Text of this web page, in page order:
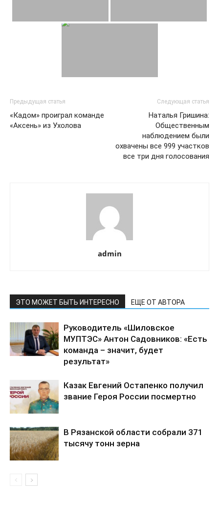
Предыдущая статья
«Кадом» проиграл команде
«Аксень» из Ухолова
Следующая статья
Наталья Гришина:
Общественным
наблюдением были
охвачены все 999 участков
все три дня голосования
admin
ЭТО МОЖЕТ БЫТЬ ИНТЕРЕСНО ЕЩЕ ОТ АВТОРА
Руководитель «Шиловское
МУПТЭС» Антон Садовников: «Есть
команда – значит, будет
результат»
Казак Евгений Остапенко получил
звание Героя России посмертно
В Рязанской области собрали 371
тысячу тонн зерна